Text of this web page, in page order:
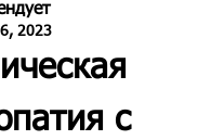
2023
с